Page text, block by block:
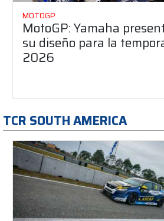
MOTOGP
MotoGP: Yamaha
su diseño para la
2026
TCR SOUTH AMERICA